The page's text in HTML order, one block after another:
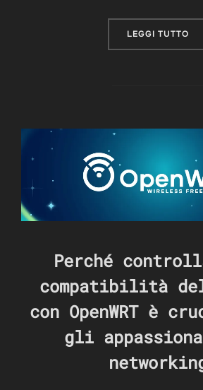
LEGGI TUTTO
Perché
compatibilità
con OpenWRT è
gli